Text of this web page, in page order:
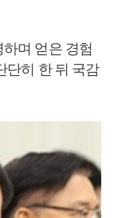
며 얻은 경험
단히 한 뒤 국감